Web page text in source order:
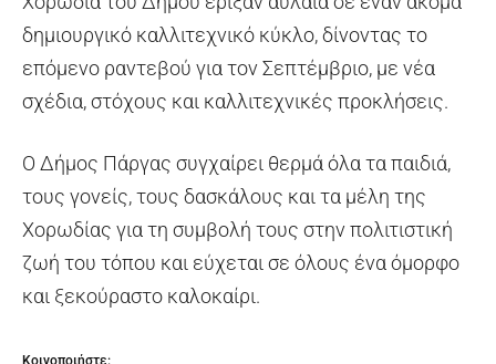
δημιουργικό καλλιτεχνικό κύκλο, δίνοντας το
επόμενο ραντεβού για τον Σεπτέμβριο, με νέα
σχέδια, στόχους και καλλιτεχνικές προκλήσεις.
Ο Δήμος Πάργας συγχαίρει θερμά όλα τα παιδιά,
τους γονείς, τους δασκάλους και τα μέλη της
Χορωδίας για τη συμβολή τους στην πολιτιστική
ζωή του τόπου και εύχεται σε όλους ένα όμορφο
και ξεκούραστο καλοκαίρι.